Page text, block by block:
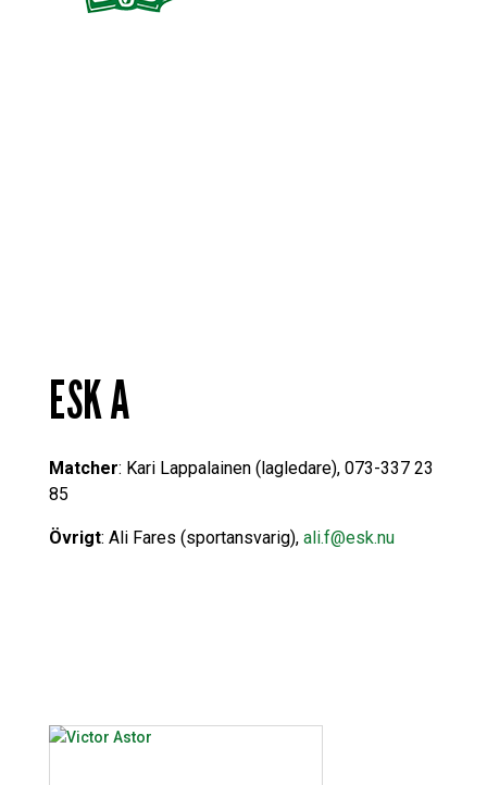
ESK A
Matcher: Kari Lappalainen (lagledare), 073-337 23
85
Övrigt: Ali Fares (sportansvarig), ali.f@esk.nu